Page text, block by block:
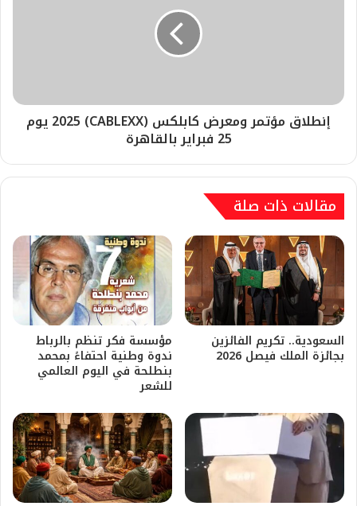
إنطلاق مؤتمر ومعرض كابلكس (CABLEXX) 2025 يوم
25 فبراير بالقاهرة
مقالات ذات صلة
السعودية.. تكريم الفائزين
بجائزة الملك فيصل 2026
مؤسسة فكر تنظم بالرباط
ندوة وطنية احتفاءً بمحمد
بنطلحة في اليوم العالمي
للشعر